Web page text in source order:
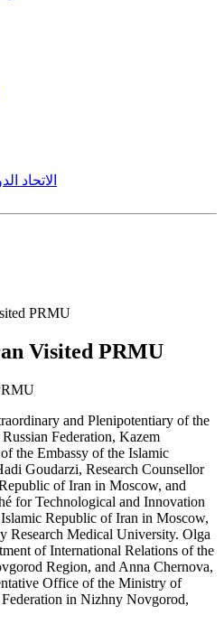
الاتحاد
PRMU
Visited PRMU
and Plenipotentiary of the
Federation, Kazem
the Embassy of the Islamic
Goudarzi, Research Counsellor
of Iran in Moscow, and
for Technological and Innovation
Republic of Iran in Moscow,
Research Medical University. Olga
of International Relations of the
Region, and Anna Chernova,
Office of the Ministry of
in Nizhny Novgorod,